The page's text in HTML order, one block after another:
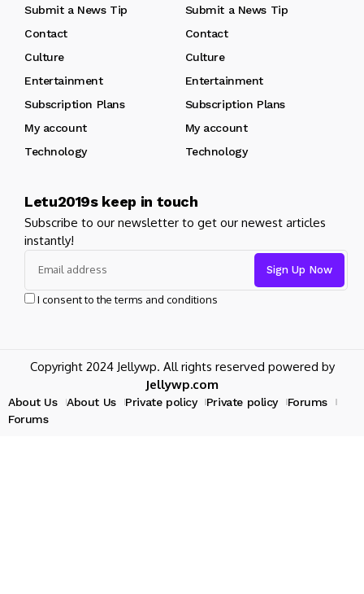
Submit a News Tip
Submit a News Tip
Contact
Contact
Culture
Culture
Entertainment
Entertainment
Subscription Plans
Subscription Plans
My account
My account
Technology
Technology
Letu2019s keep in touch
Subscribe to our newsletter to get our newest articles
instantly!
I consent to the terms and conditions
Copyright 2024 Jellywp. All rights reserved powered by
Jellywp.com
About Us About Us Private policy Private policy
Forums
Forums